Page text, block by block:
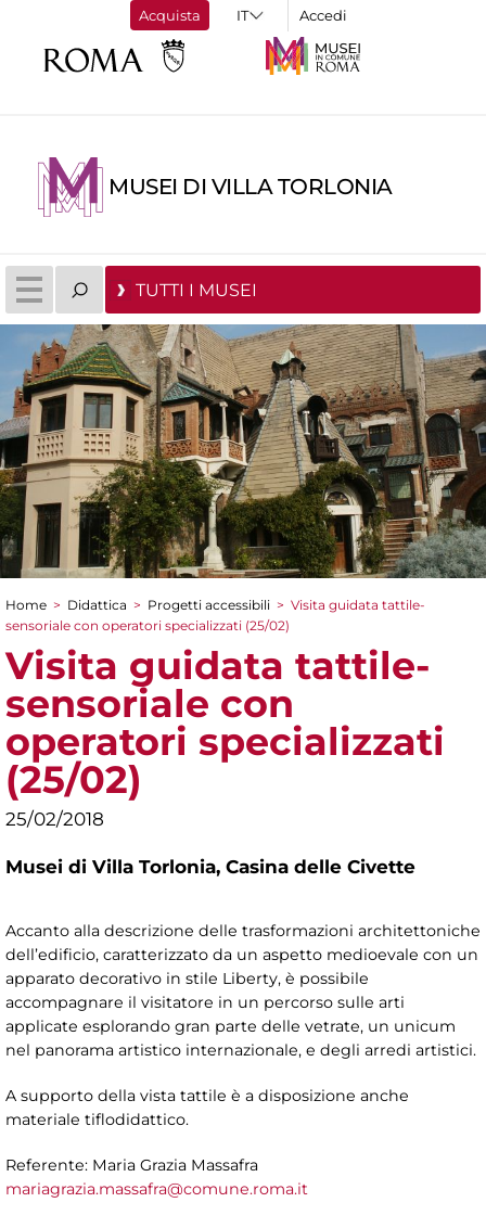
Acquista Accedi
MUSEI DI VILLA TORLONIA
TUTTI I MUSEI
Tu sei qui
Home > Didattica > Progetti accessibili > Visita guidata tattile-
sensoriale con operatori specializzati (25/02)
Visita guidata tattile-
sensoriale con
operatori specializzati
(25/02)
25/02/2018
Musei di Villa Torlonia, Casina delle Civette
Accanto alla descrizione delle trasformazioni architettoniche
dell’edificio, caratterizzato da un aspetto medioevale con un
apparato decorativo in stile Liberty, è possibile
accompagnare il visitatore in un percorso sulle arti
applicate esplorando gran parte delle vetrate, un unicum
nel panorama artistico internazionale, e degli arredi artistici.
A supporto della vista tattile è a disposizione anche
materiale tiflodidattico.
Referente: Maria Grazia Massafra
mariagrazia.massafra@comune.roma.it